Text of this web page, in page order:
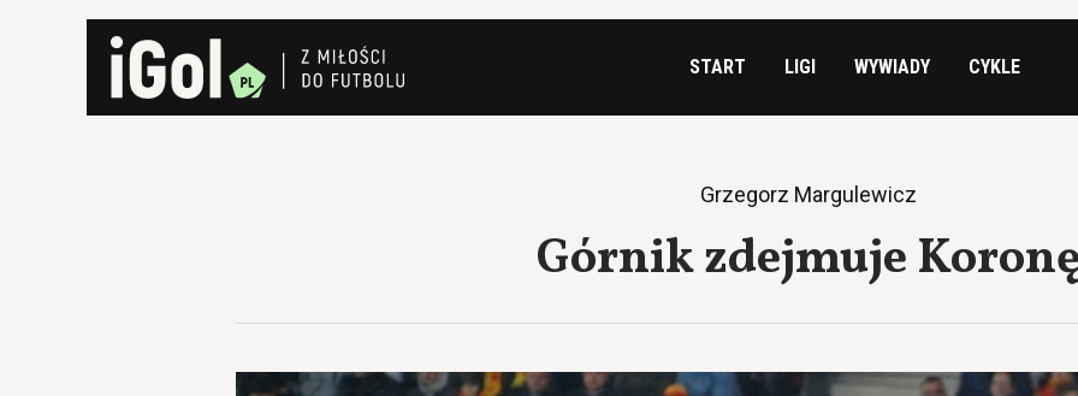
START LIGI WYWIADY CYKLE
Grzegorz Margulewicz
Górnik zdejmuje